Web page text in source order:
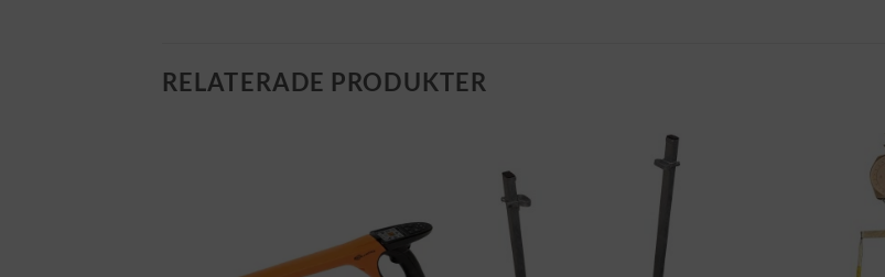
RELATERADE PRODUKTER